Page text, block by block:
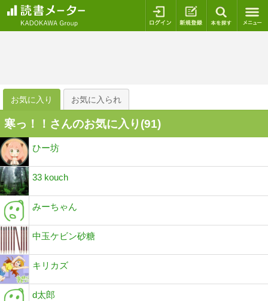
ログイン 新規登録
お気に入り お気に入られ
寒っ！！さんのお気に入り(91)
ひー坊
33 kouch
みーちゃん
中玉ケビン砂糖
キリカズ
d太郎